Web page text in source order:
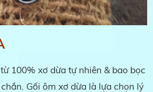
100% xơ dừa tự nhiên & bao bọc
Gối ôm xơ dừa là lựa chọn lý